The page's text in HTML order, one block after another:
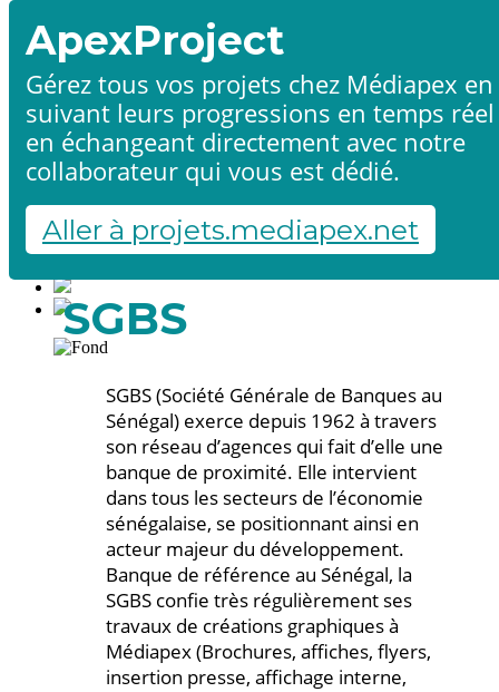
Accueil
Produits & services
Références
Contact
Démarrer un projet
Fr
English
SGBS
SGBS (Société Générale de Banques au
Sénégal) exerce depuis 1962 à travers
son réseau d’agences qui fait d’elle une
banque de proximité. Elle intervient
dans tous les secteurs de l’économie
sénégalaise, se positionnant ainsi en
acteur majeur du développement.
Banque de référence au Sénégal, la
SGBS confie très régulièrement ses
travaux de créations graphiques à
Médiapex (Brochures, affiches, flyers,
insertion presse, affichage interne,
ApexProject
Gérez tous vos projets chez Médiapex en
suivant leurs progressions en temps
en échangeant directement avec notre
collaborateur qui vous est dédié.
Aller à projets.mediapex.net